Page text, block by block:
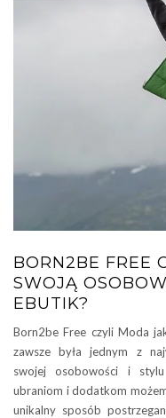
BORN2BE FREE
SWOJĄ
EBUTIK?
Born2be Free czyli Moda
zawsze była jednym z
swojej osobowości i
ubraniom i dodatkom
unikalny sposób